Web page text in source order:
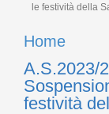
le festività della
Home
A.S.2023/
festività